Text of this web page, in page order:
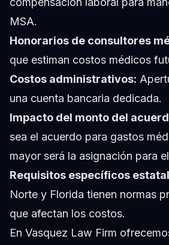
MSA.
Honorarios de consultores
que estiman costos médicos
Costos administrativos:
una cuenta bancaria dedicada.
Impacto del monto del
sea el acuerdo para gastos
mayor será la asignación para
Requisitos específicos
Norte y Florida tienen normas
que afectan los costos.
En Vasquez Law Firm